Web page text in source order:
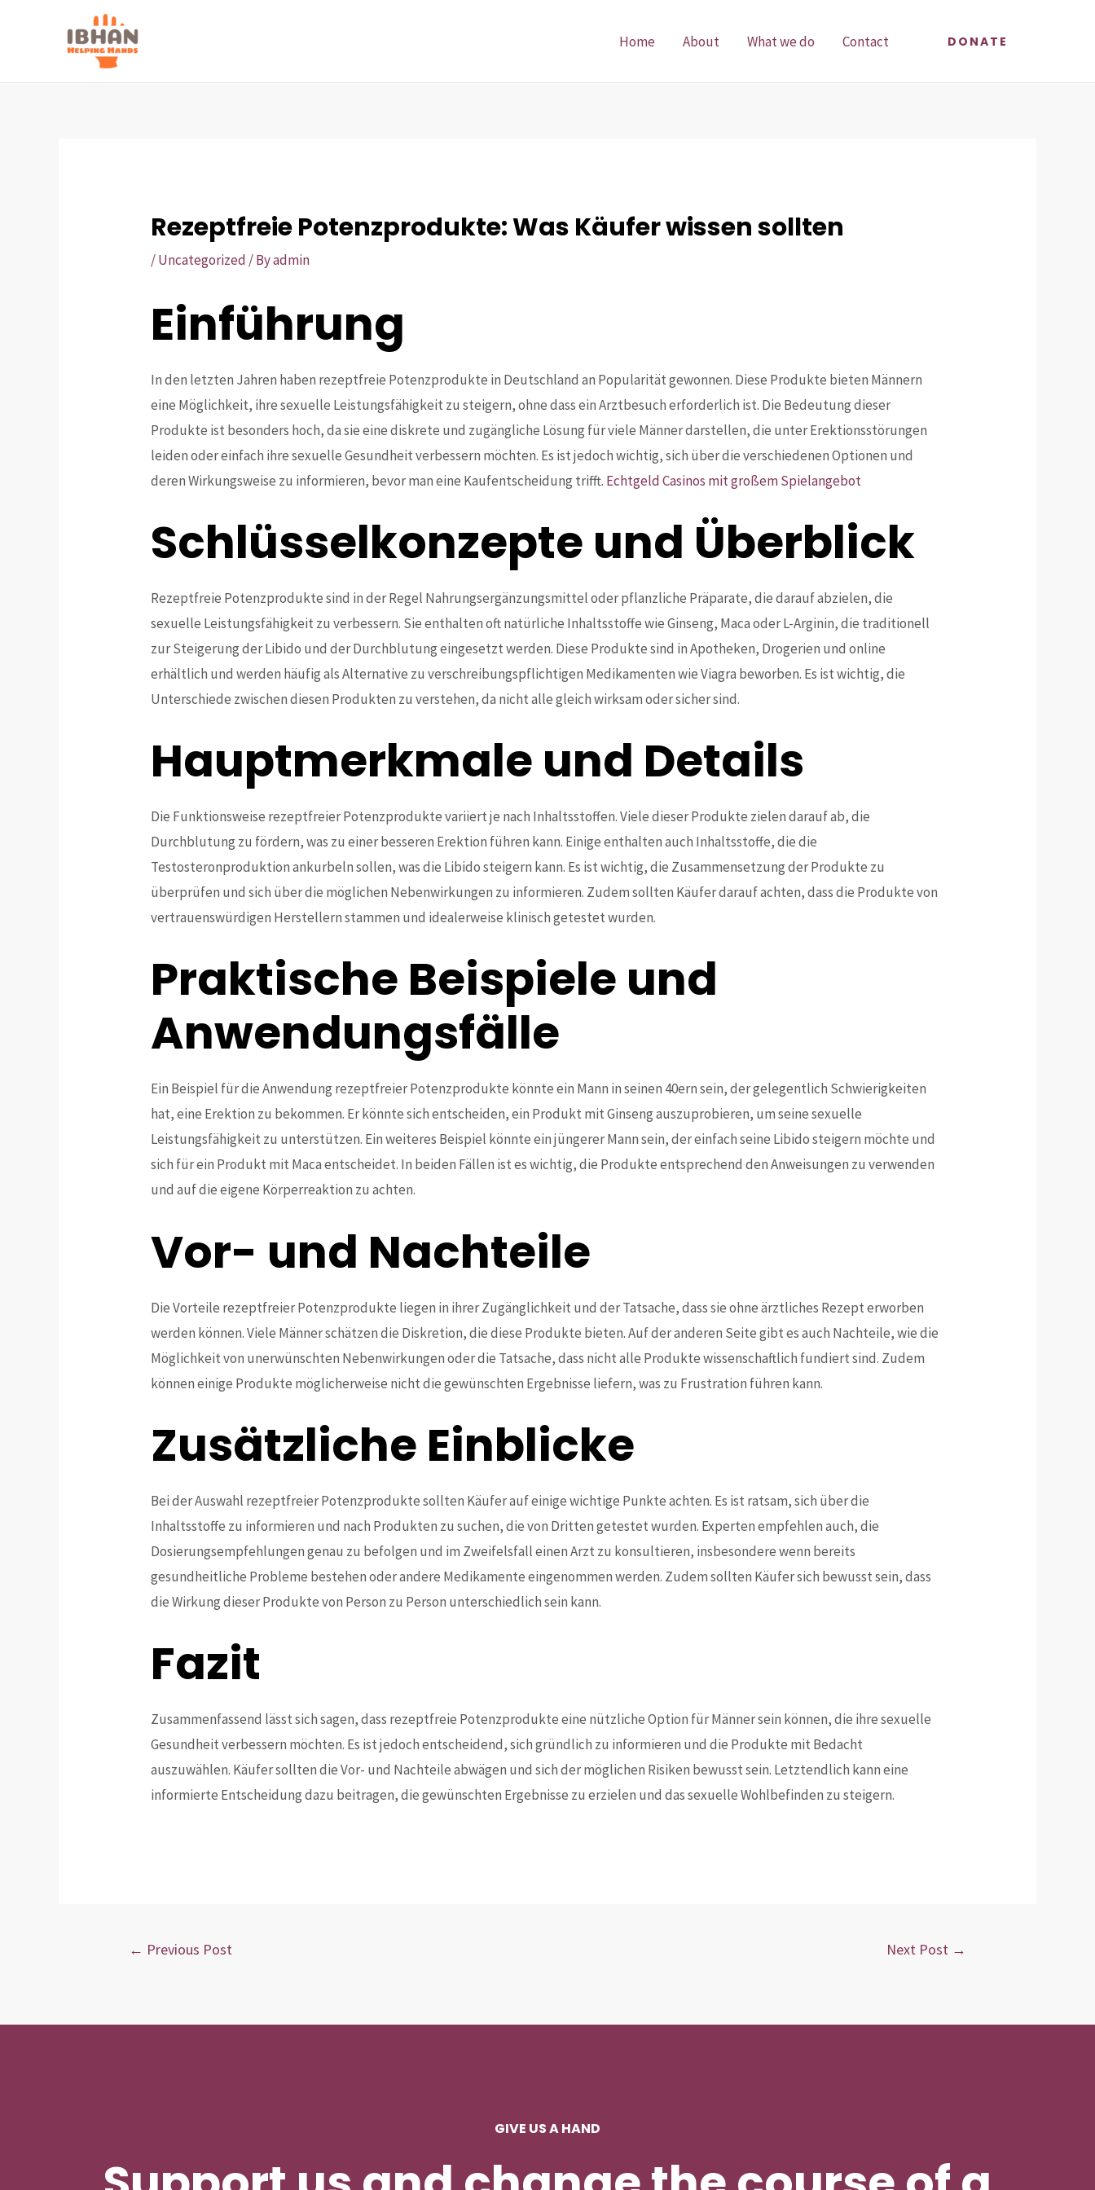
Home About What we do Contact DONATE
Rezeptfreie Potenzprodukte: Was Käufer wissen sollten
/Uncategorized / Byadmin
Einführung
In den letzten Jahren haben rezeptfreie Potenzprodukte in Deutschland an Popularität gewonnen. Diese Produkte bieten Männern
eine Möglichkeit, ihre sexuelle Leistungsfähigkeit zu steigern, ohne dass ein Arztbesuch erforderlich ist. Die Bedeutung dieser
Produkte ist besonders hoch, da sie eine diskrete und zugängliche Lösung für viele Männer darstellen, die unter Erektionsstörungen
leiden oder einfach ihre sexuelle Gesundheit verbessern möchten. Es ist jedoch wichtig, sich über die verschiedenen Optionen und
deren Wirkungsweise zu informieren, bevor man eine Kaufentscheidung trifft. Echtgeld Casinos mit großem Spielangebot
Schlüsselkonzepte und Überblick
Rezeptfreie Potenzprodukte sind in der Regel Nahrungsergänzungsmittel oder pflanzliche Präparate, die darauf abzielen, die
sexuelle Leistungsfähigkeit zu verbessern. Sie enthalten oft natürliche Inhaltsstoffe wie Ginseng, Maca oder L-Arginin, die traditionell
zur Steigerung der Libido und der Durchblutung eingesetzt werden. Diese Produkte sind in Apotheken, Drogerien und online
erhältlich und werden häufig als Alternative zu verschreibungspflichtigen Medikamenten wie Viagra beworben. Es ist wichtig, die
Unterschiede zwischen diesen Produkten zu verstehen, da nicht alle gleich wirksam oder sicher sind.
Hauptmerkmale und Details
Die Funktionsweise rezeptfreier Potenzprodukte variiert je nach Inhaltsstoffen. Viele dieser Produkte zielen darauf ab, die
Durchblutung zu fördern, was zu einer besseren Erektion führen kann. Einige enthalten auch Inhaltsstoffe, die die
Testosteronproduktion ankurbeln sollen, was die Libido steigern kann. Es ist wichtig, die Zusammensetzung der Produkte zu
überprüfen und sich über die möglichen Nebenwirkungen zu informieren. Zudem sollten Käufer darauf achten, dass die Produkte von
vertrauenswürdigen Herstellern stammen und idealerweise klinisch getestet wurden.
Praktische Beispiele und
Anwendungsfälle
Ein Beispiel für die Anwendung rezeptfreier Potenzprodukte könnte ein Mann in seinen 40ern sein, der gelegentlich Schwierigkeiten
hat, eine Erektion zu bekommen. Er könnte sich entscheiden, ein Produkt mit Ginseng auszuprobieren, um seine sexuelle
Leistungsfähigkeit zu unterstützen. Ein weiteres Beispiel könnte ein jüngerer Mann sein, der einfach seine Libido steigern möchte und
sich für ein Produkt mit Maca entscheidet. In beiden Fällen ist es wichtig, die Produkte entsprechend den Anweisungen zu verwenden
und auf die eigene Körperreaktion zu achten.
Vor- und Nachteile
Die Vorteile rezeptfreier Potenzprodukte liegen in ihrer Zugänglichkeit und der Tatsache, dass sie ohne ärztliches Rezept erworben
werden können. Viele Männer schätzen die Diskretion, die diese Produkte bieten. Auf der anderen Seite gibt es auch Nachteile, wie die
Möglichkeit von unerwünschten Nebenwirkungen oder die Tatsache, dass nicht alle Produkte wissenschaftlich fundiert sind. Zudem
können einige Produkte möglicherweise nicht die gewünschten Ergebnisse liefern, was zu Frustration führen kann.
Zusätzliche Einblicke
Bei der Auswahl rezeptfreier Potenzprodukte sollten Käufer auf einige wichtige Punkte achten. Es ist ratsam, sich über die
Inhaltsstoffe zu informieren und nach Produkten zu suchen, die von Dritten getestet wurden. Experten empfehlen auch, die
Dosierungsempfehlungen genau zu befolgen und im Zweifelsfall einen Arzt zu konsultieren, insbesondere wenn bereits
gesundheitliche Probleme bestehen oder andere Medikamente eingenommen werden. Zudem sollten Käufer sich bewusst sein, dass
die Wirkung dieser Produkte von Person zu Person unterschiedlich sein kann.
Fazit
Zusammenfassend lässt sich sagen, dass rezeptfreie Potenzprodukte eine nützliche Option für Männer sein können, die ihre sexuelle
Gesundheit verbessern möchten. Es ist jedoch entscheidend, sich gründlich zu informieren und die Produkte mit Bedacht
auszuwählen. Käufer sollten die Vor- und Nachteile abwägen und sich der möglichen Risiken bewusst sein. Letztendlich kann eine
informierte Entscheidung dazu beitragen, die gewünschten Ergebnisse zu erzielen und das sexuelle Wohlbefinden zu steigern.
← Previous Post Next Post →
GIVE US A HAND